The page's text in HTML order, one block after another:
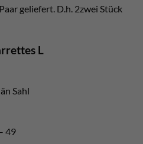
geliefert. D.h. 2zwei Stück
L
Sahl
49